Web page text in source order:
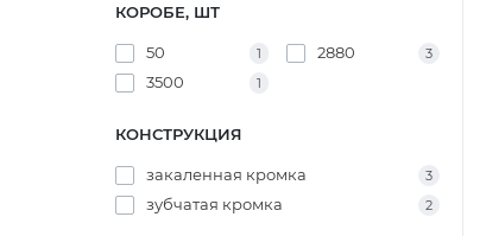
КОРОБЕ, ШТ
50 1 2880 3
3500 1
КОНСТРУКЦИЯ
закаленная кромка 3
зубчатая кромка 2